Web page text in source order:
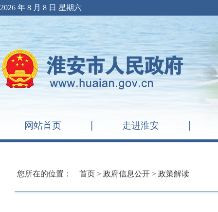
2026 年 8 月 8 日 星期六
网站首页 走进淮安
您所在的位置： 首页 > 政府信息公开 > 政策解读